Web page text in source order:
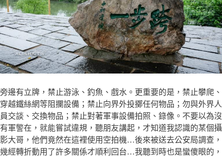
旁邊有立牌，禁止游泳、釣魚、戲水。更重要的是，禁止攀爬、
穿越鐵絲網等阻攔設備；禁止向界外投擲任何物品；勿與外界人
員交談、交換物品；禁止對著軍事設備拍照、錄像。不要以為沒
有軍警在，就能嘗試違規，聽朋友講起，才知道我認識的某個攝
影大哥，他們竟然在這裡使用空拍機…後來被送去公安局調查，
幾經轉折動用了許多關係才順利回台…我聽到時也是蠻傻眼的，